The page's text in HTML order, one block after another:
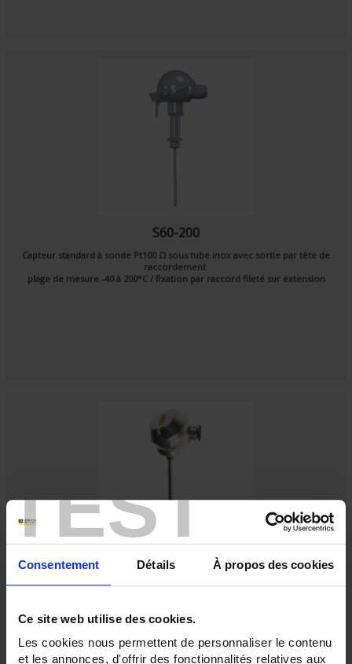
TEST
Consentement Détails À propos des cookies
Ce site web utilise des cookies.
Les cookies nous permettent de personnaliser le contenu
et les annonces, d'offrir des fonctionnalités relatives aux
S60-200
Capteur standard à sonde Pt100 Ω sous tube inox avec sortie par tête de
raccordement
plage de mesure -40à 200°C / fixation par raccord fileté sur extension
S50-200
plage de mesure-40